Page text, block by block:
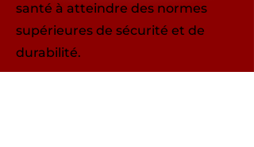
santé à atteindre des normes
supérieures de sécurité et de
durabilité.